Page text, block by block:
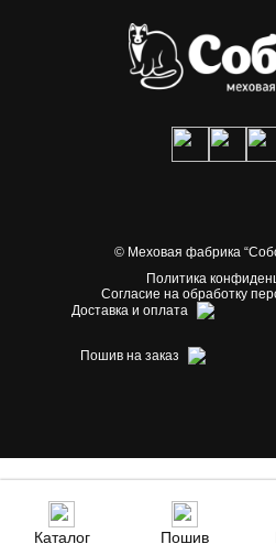
© Меховая фабрика
Политика
Согласие на обработку
Доставка и оплата
Пошив на заказ
Каталог Пошив